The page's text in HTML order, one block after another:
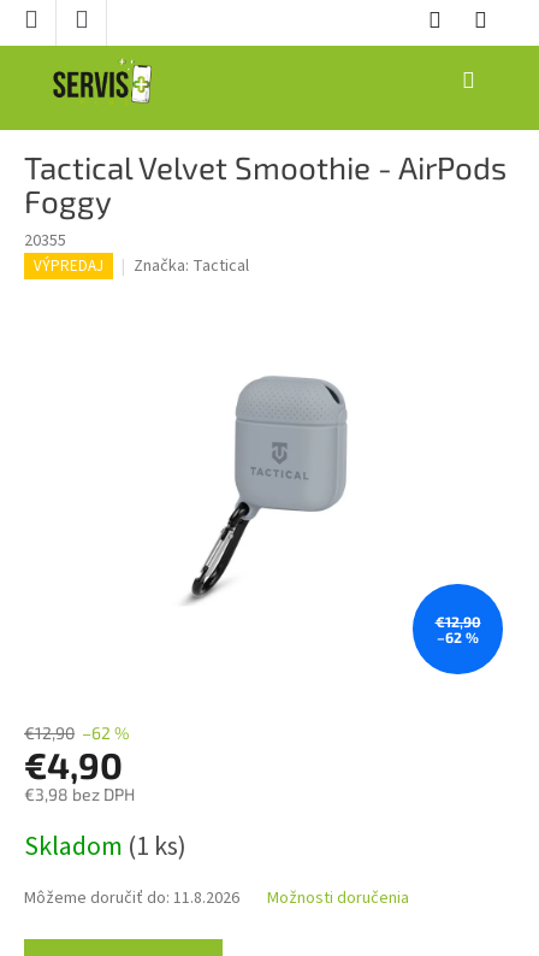
Prejsť
NÁKUPNÝ
Tactical Velvet Smoothie - AirPods
Foggy
20355
VÝPREDAJ Značka: Tactical
€12,90
–62 %
€12,90 –62 %
€4,90
€3,98 bez DPH
cena:
Skladom (1 ks)
Môžeme doručiť do: 11.8.2026 Možnosti doručenia